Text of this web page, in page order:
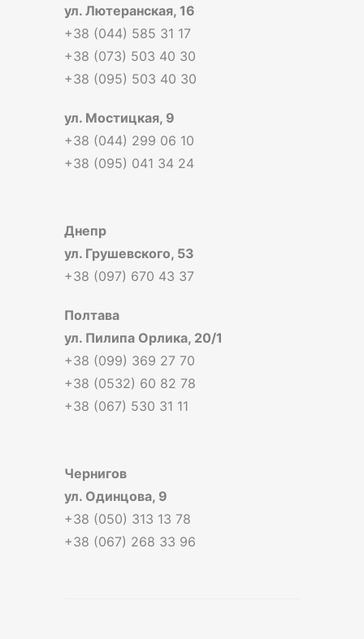
ул. Лютеранская, 16
+38 (044) 585 31 17
+38 (073) 503 40 30
+38 (095) 503 40 30
ул. Мостицкая, 9
+38 (044) 299 06 10
+38 (095) 041 34 24
Днепр
ул. Грушевского, 53
+38 (097) 670 43 37
Полтава
ул. Пилипа Орлика, 20/1
+38 (099) 369 27 70
+38 (0532) 60 82 78
+38 (067) 530 31 11
Чернигов
ул. Одинцова, 9
+38 (050) 313 13 78
+38 (067) 268 33 96